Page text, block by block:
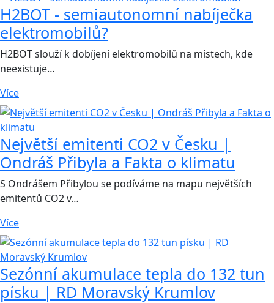
H2BOT - semiautonomní nabíječka
elektromobilů?
H2BOT slouží k dobíjení elektromobilů na místech, kde
neexistuje…
Více
Největší emitenti CO2 v Česku |
Ondráš Přibyla a Fakta o klimatu
S Ondrášem Přibylou se podíváme na mapu největších
emitentů CO2 v…
Více
Sezónní akumulace tepla do 132 tun
písku | RD Moravský Krumlov